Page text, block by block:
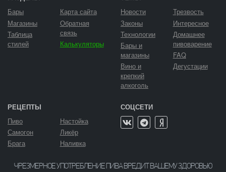
Бары
Магазины
Таблица
стилей
Карта сайта
Обратная
связь
Калькуляторы
Новости
Законы
Технологии
Бары и
магазины
Вино и
крепкий
алкоголь
Трезвость
Интересное
Домашнее
пивоварение
FAQ
Дегустации
РЕЦЕПТЫ
Пиво
Самогон
Брага
Настойка
Ликёр
Наливка
СОЦСЕТИ
ЧРЕЗМЕРНОЕ УПОТРЕБЛЕНИЕ ПИВА ВРЕДИТ ВАШЕМУ ЗДОРОВЬЮ